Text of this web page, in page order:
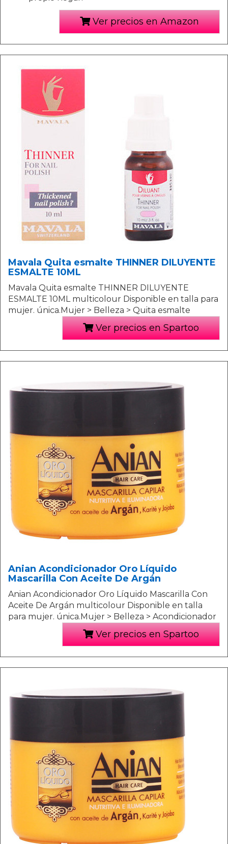
Ver precios en Amazon
Mavala Quita esmalte THINNER DILUYENTE
ESMALTE 10ML
Mavala Quita esmalte THINNER DILUYENTE
ESMALTE 10ML multicolour Disponible en talla para
mujer. única.Mujer > Belleza > Quita esmalte
Ver precios en Spartoo
Anian Acondicionador Oro Líquido
Mascarilla Con Aceite De Argán
Anian Acondicionador Oro Líquido Mascarilla Con
Aceite De Argán multicolour Disponible en talla
para mujer. única.Mujer > Belleza > Acondicionador
Ver precios en Spartoo